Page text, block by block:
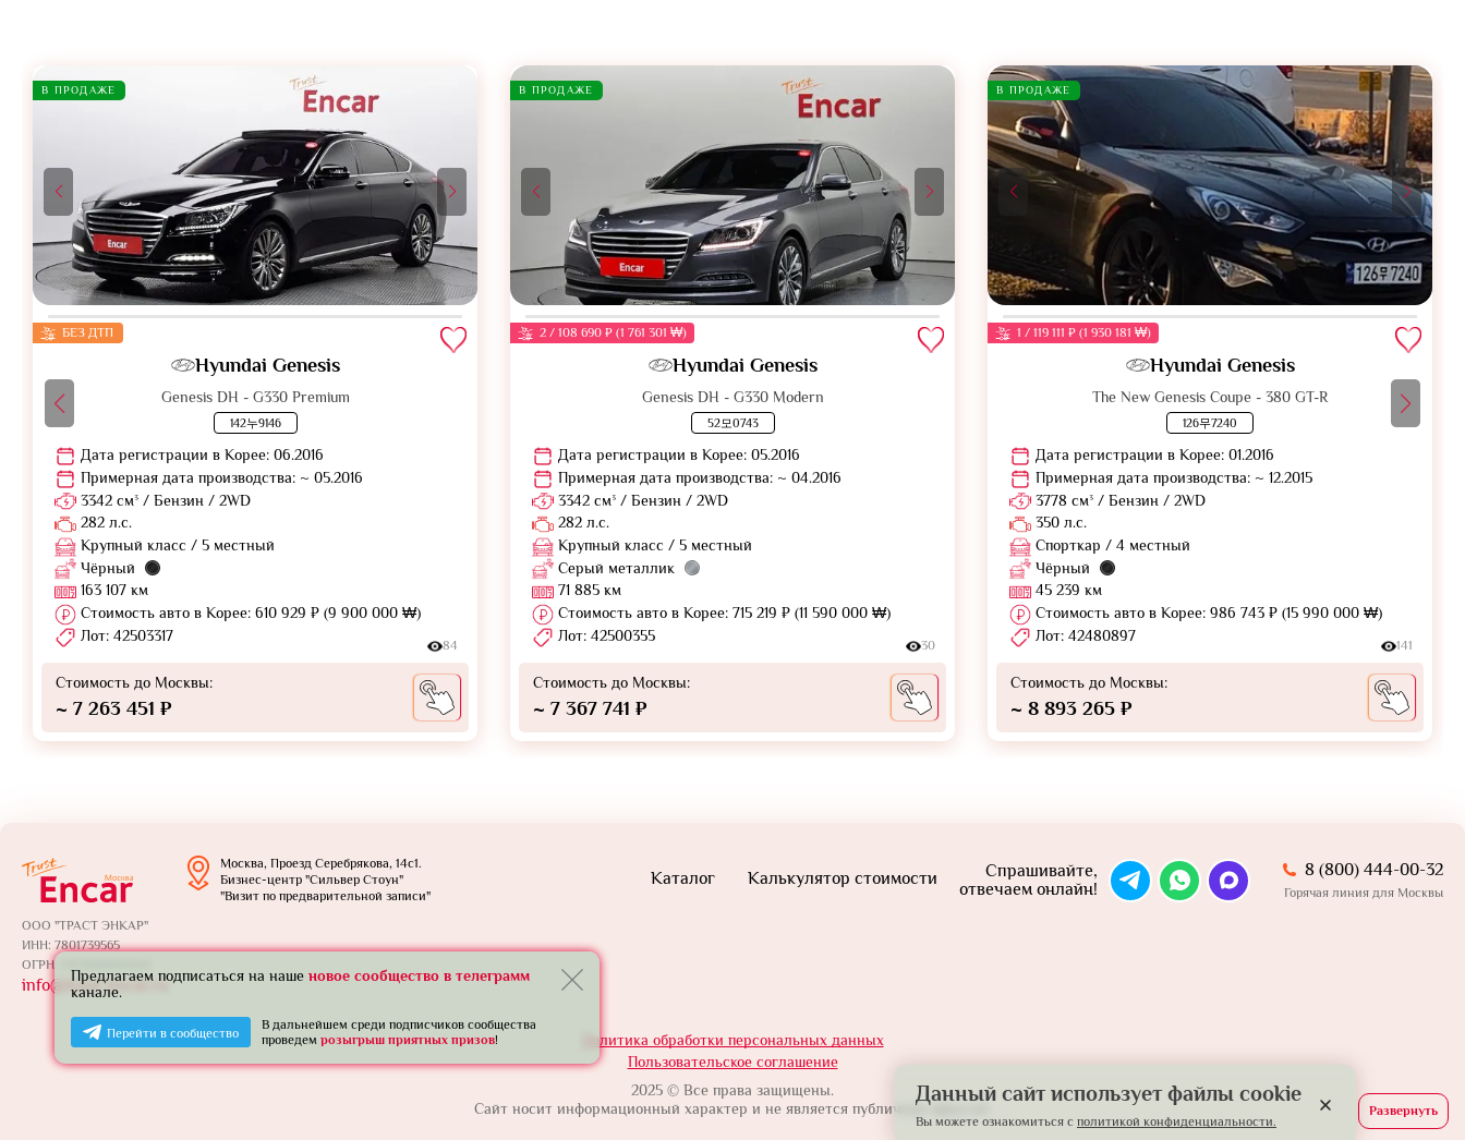
В ПРОДАЖЕ
БЕЗ ДТП
Hyundai Genesis
Genesis DH - G330 Premium
142누9146
Дата регистрации в Корее: 06.2016
Примерная дата производства: ~ 05.2016
3342 см³ / Бензин / 2WD
282 л.с.
Крупный класс / 5 местный
Чёрный
163 107 км
Стоимость авто в Корее: 610 929 ₽ (9 900 000 ₩)
Лот: 42503317
84
Стоимость до Москвы:
~ 7 263 451 ₽
В ПРОДАЖЕ
2 / 108 690 ₽ (1 761 301 ₩)
Hyundai Genesis
Genesis DH - G330 Modern
52모0743
Дата регистрации в Корее: 05.2016
Примерная дата производства: ~ 04.2016
3342 см³ / Бензин / 2WD
282 л.с.
Крупный класс / 5 местный
Серый металлик
71 885 км
Стоимость авто в Корее: 715 219 ₽ (11 590 000 ₩)
Лот: 42500355
30
Стоимость до Москвы:
~ 7 367 741 ₽
В ПРОДАЖЕ
1 / 119 111 ₽ (1 930 181 ₩)
Hyundai Genesis
The New Genesis Coupe - 380 GT-R
126무7240
Дата регистрации в Корее: 01.2016
Примерная дата производства: ~ 12.2015
3778 см³ / Бензин / 2WD
350 л.с.
Спорткар / 4 местный
Чёрный
45 239 км
Стоимость авто в Корее: 986 743 ₽ (15 990 000 ₩)
Лот: 42480897
141
Стоимость до Москвы:
~ 8 893 265 ₽
Москва, Проезд Серебрякова, 14с1.
Бизнес-центр "Сильвер Стоун"
"Визит по предварительной записи"
Каталог Калькулятор стоимости
Спрашивайте,
отвечаем онлайн!
8 (800) 444-00-32
Горячая линия для Москвы
ООО "ТРАСТ ЭНКАР"
ИНН: 7801739565
ОГРН: 1257800005924
info@trust-encar.ru
Политика обработки персональных данных
Пользовательское соглашение
2025 © Все права защищены.
Сайт носит информационный характер и не является публичной офертой.
Данный сайт использует файлы cookie
Вы можете ознакомиться с политикой конфиденциальности.
Предлагаем подписаться на наше новое сообщество в телеграмм
канале.
Перейти в сообщество
В дальнейшем среди подписчиков сообщества
проведем розыгрыш приятных призов!
Развернуть